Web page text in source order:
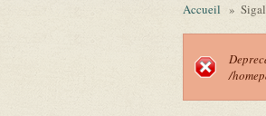
Accueil »
/